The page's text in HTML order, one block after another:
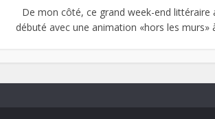
De mon côté, ce grand week-end littéraire
débuté avec une animation «hors les murs»